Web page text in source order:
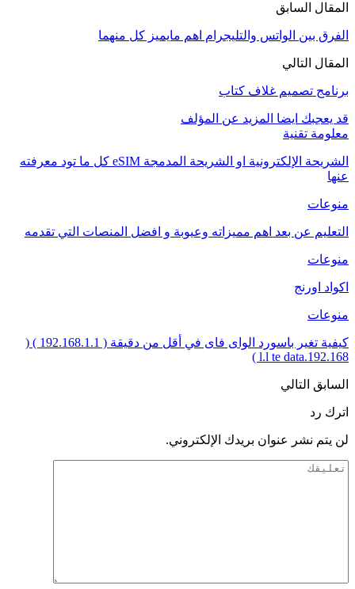
المقال السابق
الفرق بين الواتس والتليجرام اهم مايميز كل منهما
المقال التالي
برنامج تصميم غلاف كتاب
قد يعجبك ايضا المزيد عن المؤلف
معلومة تقنية
الشريحة الإلكترونية او الشريحة المدمجة eSIM كل ما تود معرفته
عنها
منوعات
التعليم عن بعد اهم مميزاته وعيوبة و افضل المنصات التي تقدمه
منوعات
اكواد اورنج
منوعات
كيفية تغير باسورد الواى فاى في أقل من دقيقة ( 192.168.1.1 ) (
192.168.l.l te data )
السابق التالي
اترك رد
لن يتم نشر عنوان بريدك الإلكتروني.